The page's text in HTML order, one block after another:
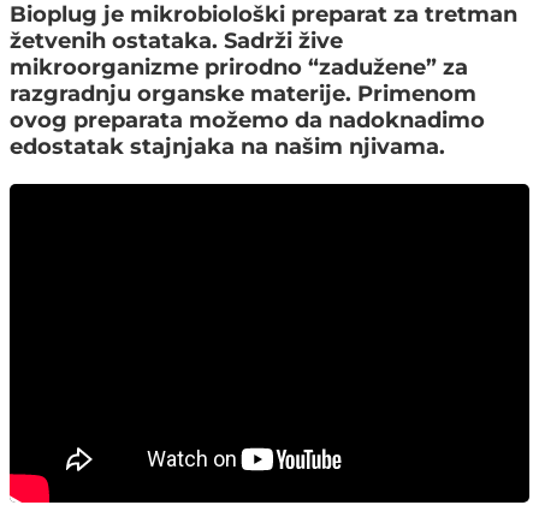
Bioplug je mikrobiološki preparat za tretman
žetvenih ostataka. Sadrži žive
mikroorganizme prirodno “zadužene” za
razgradnju organske materije. Primenom
ovog preparata možemo da nadoknadimo
edostatak stajnjaka na našim njivama.